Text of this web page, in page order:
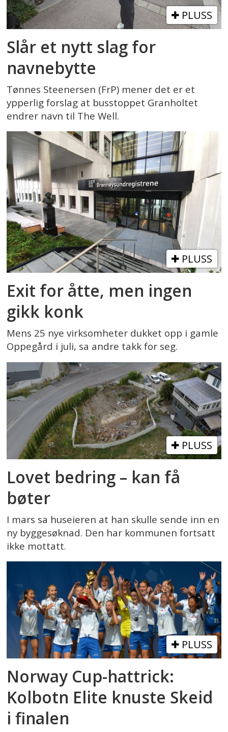
PLUSS
Slår et nytt slag for
navnebytte
Tønnes Steenersen (FrP) mener det er et
ypperlig forslag at busstoppet Granholtet
endrer navn til The Well.
PLUSS
Exit for åtte, men ingen
gikk konk
Mens 25 nye virksomheter dukket opp i gamle
Oppegård i juli, sa andre takk for seg.
PLUSS
Lovet bedring – kan få
bøter
I mars sa huseieren at han skulle sende inn en
ny byggesøknad. Den har kommunen fortsatt
ikke mottatt.
PLUSS
Norway Cup-hattrick:
Kolbotn Elite knuste Skeid
i finalen